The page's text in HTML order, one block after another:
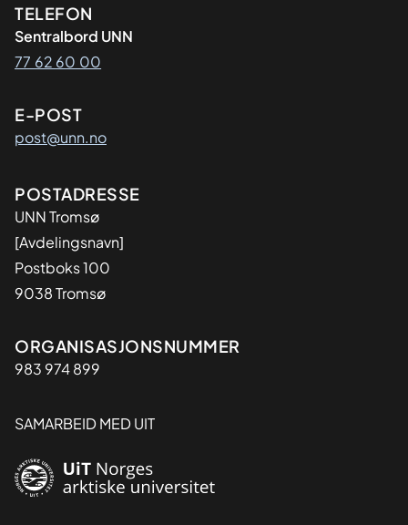
Kontaktinformasjon
TELEFON
Sentralbord UNN
77 62 60 00
E-POST
post@unn.no
Adresse
POSTADRESSE
UNN Tromsø
[Avdelingsnavn]
Postboks 100
9038 Tromsø
Organisasjon
ORGANISASJONSNUMMER
983 974 899
SAMARBEID MED UIT